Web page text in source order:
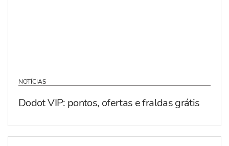
NOTÍCIAS
Dodot VIP: pontos, ofertas e fraldas grátis